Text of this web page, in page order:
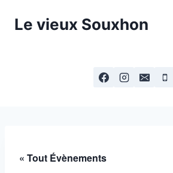
Le vieux Souxhon
« Tout Évènements